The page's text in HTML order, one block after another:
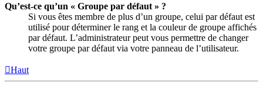
Qu’est-ce qu’un « Groupe par défaut » ?
Si vous êtes membre de plus d’un groupe, celui par défaut est
utilisé pour déterminer le rang et la couleur de groupe affichés
par défaut. L’administrateur peut vous permettre de changer
votre groupe par défaut via votre panneau de l’utilisateur.
Haut